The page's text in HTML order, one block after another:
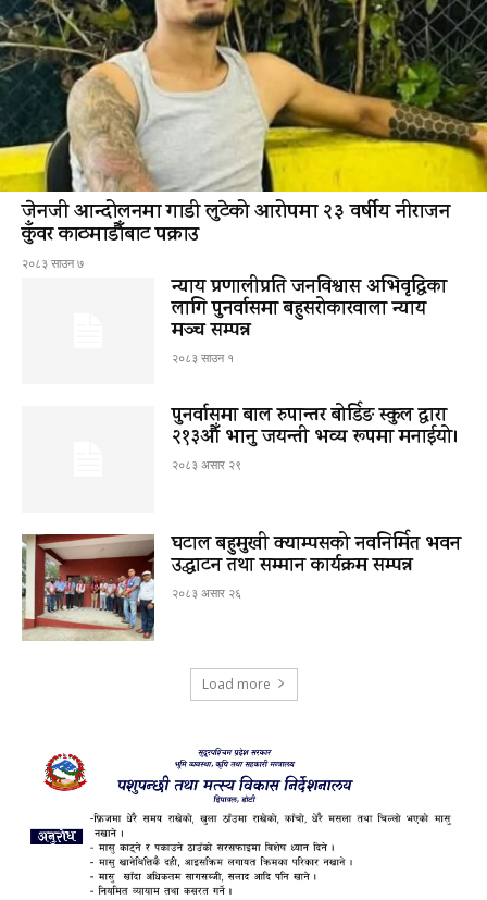
जेनजी आन्दोलनमा गाडी लुटेको आरोपमा २३ वर्षीय नीराजन
कुँवर काठमाडौँबाट पक्राउ
२०८३ साउन ७
न्याय प्रणालीप्रति जनविश्वास अभिवृद्धिका
लागि पुनर्वासमा बहुसरोकारवाला न्याय
मञ्च सम्पन्न
२०८३ साउन १
पुनर्वासमा बाल रुपान्तर बोर्डिङ स्कुल द्धारा
२१३औँ भानु जयन्ती भव्य रूपमा मनाईयो।
२०८३ असार २९
घटाल बहुमुखी क्याम्पसको नवनिर्मित भवन
उद्घाटन तथा सम्मान कार्यक्रम सम्पन्न
२०८३ असार २६
Load more